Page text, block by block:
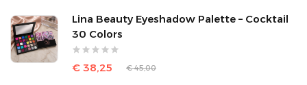
Lina Beauty Eyeshadow Palette – Cocktail
30 Colors
€ 38,25 € 45,00